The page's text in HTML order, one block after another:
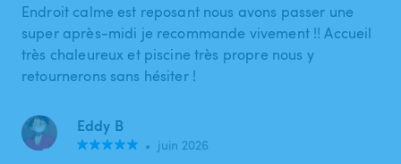
Endroit calme est reposant nous avons passer une
super après-midi je recommande vivement !! Accueil
très chaleureux et piscine très propre nous y
retournerons sans hésiter !
Eddy B
• juin 2026